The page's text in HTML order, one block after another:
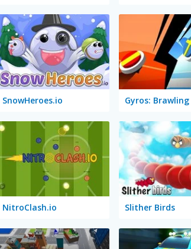
SnowHeroes.io Gyros:
NitroClash.io Slither Birds